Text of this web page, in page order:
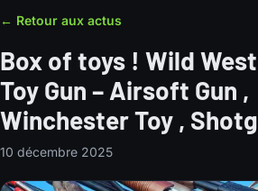
← Retour aux actus
Box of toys ! Wild
Toy Gun – Airsoft Gun ,
Winchester Toy ,
10 décembre 2025